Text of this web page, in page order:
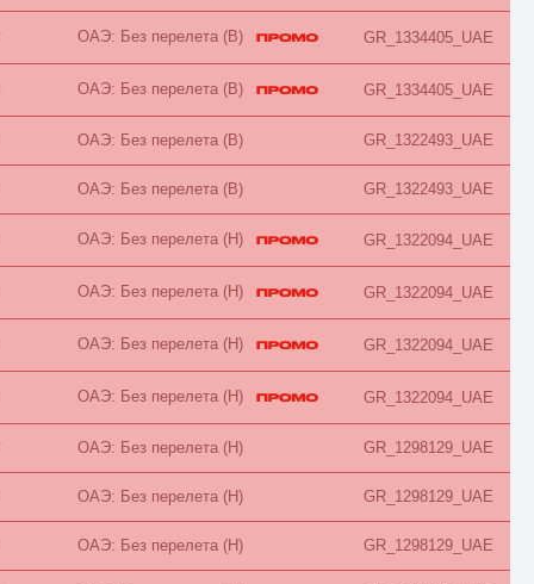
Chalet
City View
Classic
Club
Comfort
Cottage
Courtyard
Deluxe
Diamond Club
Different
Duplex
Economy
Elegance
Exclusive
Executive
Family
First Floor
Golf
Grand
Ground Floor
Harbour
Honeymoon
Imperial
ОАЭ: Без перелета (B) GR_1334405_UAE
ОАЭ: Без перелета (B) GR_1334405_UAE
ОАЭ: Без перелета (B) GR_1322493_UAE
ОАЭ: Без перелета (B) GR_1322493_UAE
ОАЭ: Без перелета (H) GR_1322094_UAE
ОАЭ: Без перелета (H) GR_1322094_UAE
ОАЭ: Без перелета (H) GR_1322094_UAE
ОАЭ: Без перелета (H) GR_1322094_UAE
ОАЭ: Без перелета (H) GR_1298129_UAE
ОАЭ: Без перелета (H) GR_1298129_UAE
ОАЭ: Без перелета (H) GR_1298129_UAE